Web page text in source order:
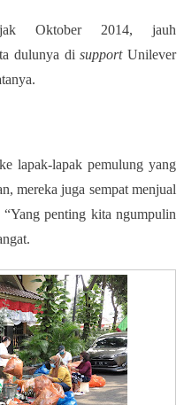
Oktober 2014, jauh
dulunya disupportUnilever
lapak-lapak pemulung yang
mereka juga sempat menjual
penting kita ngumpulin